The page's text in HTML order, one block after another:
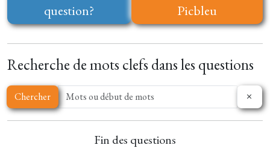
question?
Picbleu
Recherche de mots clefs dans les questions
Chercher
Fin des questions